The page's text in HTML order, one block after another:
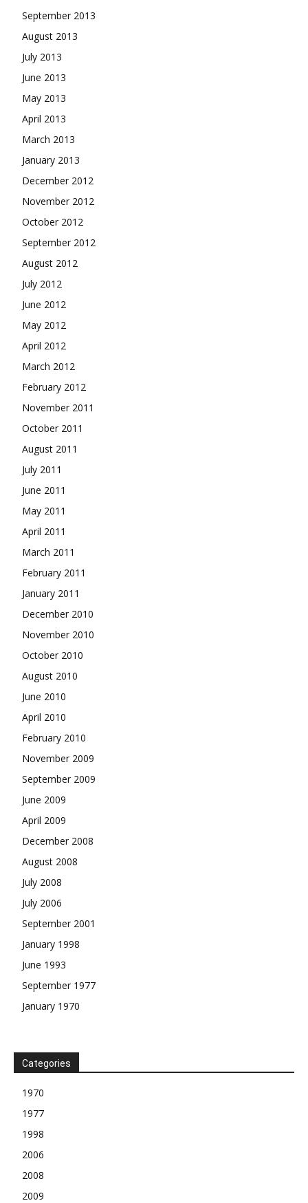
September 2013
August 2013
July 2013
June 2013
May 2013
April 2013
March 2013
January 2013
December 2012
November 2012
October 2012
September 2012
August 2012
July 2012
June 2012
May 2012
April 2012
March 2012
February 2012
November 2011
October 2011
August 2011
July 2011
June 2011
May 2011
April 2011
March 2011
February 2011
January 2011
December 2010
November 2010
October 2010
August 2010
June 2010
April 2010
February 2010
November 2009
September 2009
June 2009
April 2009
December 2008
August 2008
July 2008
July 2006
September 2001
January 1998
June 1993
September 1977
January 1970
Categories
1970
1977
1998
2006
2008
2009